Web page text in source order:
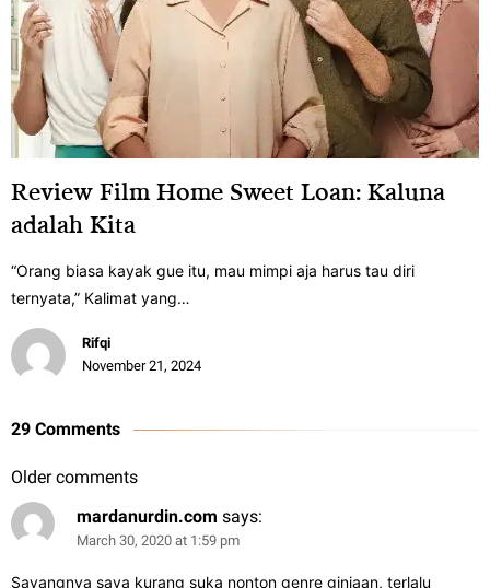
Review Film Home Sweet Loan: Kaluna
adalah Kita
“Orang biasa kayak gue itu, mau mimpi aja harus tau diri
ternyata,” Kalimat yang…
Rifqi
November 21, 2024
29 Comments
Older comments
mardanurdin.com says:
March 30, 2020 at 1:59 pm
Sayangnya saya kurang suka nonton genre giniaan, terlalu